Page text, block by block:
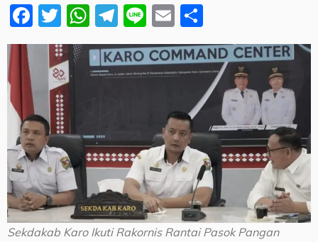
Facebook
Twitter
WhatsApp
Telegram
LineEmail
Sekdakab Karo Ikuti Rakornis Rantai Pasok Pangan